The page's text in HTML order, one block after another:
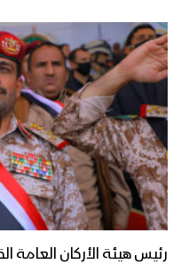
رئيس هيئة الأركان العامة